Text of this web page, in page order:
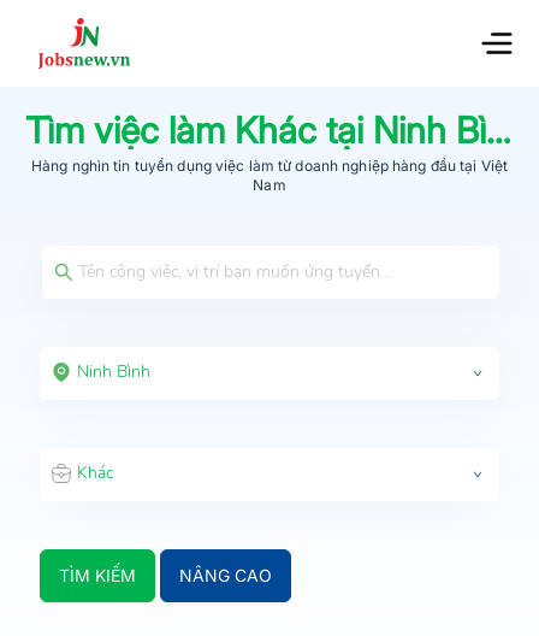
Tìm việc làm Khác tại Ninh Bình
Hàng nghìn tin tuyển dụng việc làm từdoanh nghiệp hàng đầu tại Việt
Nam
Ninh Bình
Khác
TÌM KIẾM NÂNG CAO